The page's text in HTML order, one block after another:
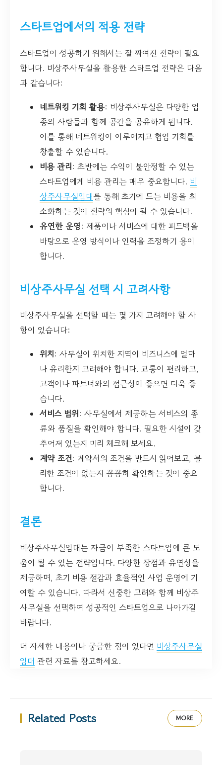
스타트업에서의 적용 전략
스타트업이 성공하기 위해서는 잘 짜여진 전략이 필요
합니다. 비상주사무실을 활용한 스타트업 전략은 다음
과 같습니다:
네트워킹 기회 활용: 비상주사무실은 다양한 업
종의 사람들과 함께 공간을 공유하게 됩니다.
이를 통해 네트워킹이 이루어지고 협업 기회를
창출할 수 있습니다.
비용 관리: 초반에는 수익이 불안정할 수 있는
스타트업에게 비용 관리는 매우 중요합니다. 비
상주사무실임대를 통해 초기에 드는 비용을 최
소화하는 것이 전략의 핵심이 될 수 있습니다.
유연한 운영: 제품이나 서비스에 대한 피드백을
바탕으로 운영 방식이나 인력을 조정하기 용이
합니다.
비상주사무실 선택 시 고려사항
비상주사무실을 선택할 때는 몇 가지 고려해야 할 사
항이 있습니다:
위치: 사무실이 위치한 지역이 비즈니스에 얼마
나 유리한지 고려해야 합니다. 교통이 편리하고,
고객이나 파트너와의 접근성이 좋으면 더욱 좋
습니다.
서비스 범위: 사무실에서 제공하는 서비스의 종
류와 품질을 확인해야 합니다. 필요한 시설이 갖
추어져 있는지 미리 체크해 보세요.
계약 조건: 계약서의 조건을 반드시 읽어보고, 불
리한 조건이 없는지 꼼꼼히 확인하는 것이 중요
합니다.
결론
비상주사무실임대는 자금이 부족한 스타트업에 큰 도
움이 될 수 있는 전략입니다. 다양한 장점과 유연성을
제공하며, 초기 비용 절감과 효율적인 사업 운영에 기
여할 수 있습니다. 따라서 신중한 고려와 함께 비상주
사무실을 선택하여 성공적인 스타트업으로 나아가길
바랍니다.
더 자세한 내용이나 궁금한 점이 있다면 비상주사무실
임대 관련 자료를 참고하세요.
Related Posts MORE